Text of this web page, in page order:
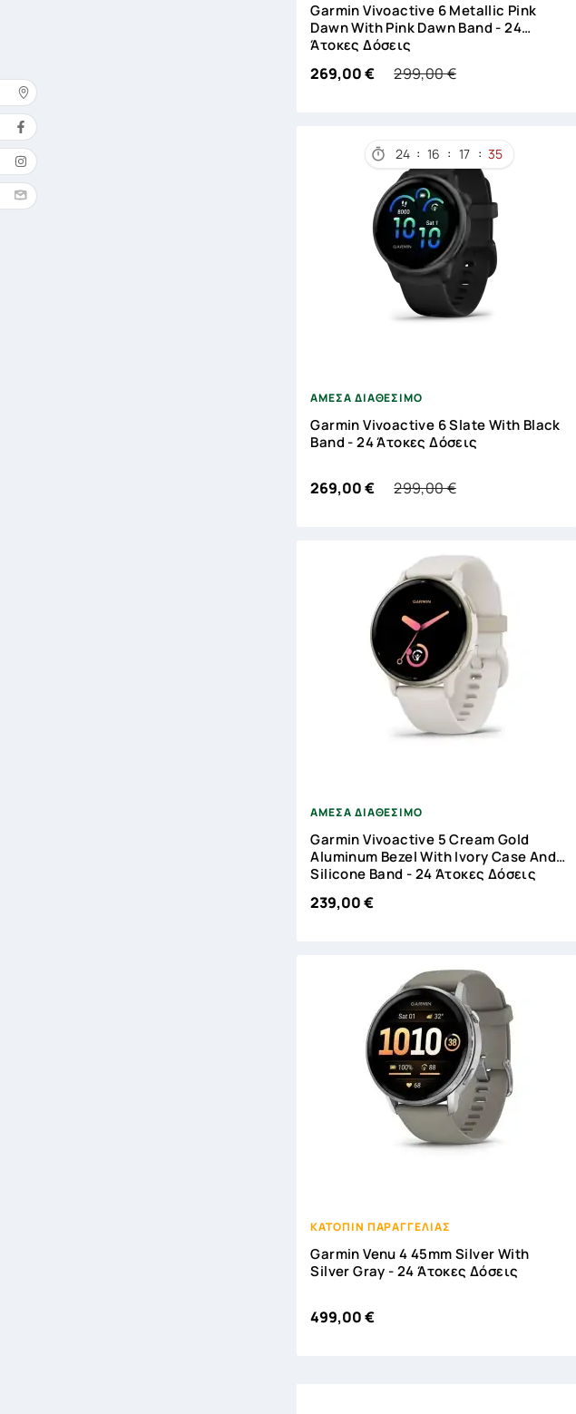
Garmin Vivoactive 6 Metallic Pink
Dawn With Pink Dawn Band - 24
Άτοκες Δόσεις
269,00 € 299,00 €
 24 : 16 : 17 : 34
ΑΜΕΣΑ ΔΙΑΘΕΣΙΜΟ
Garmin Vivoactive 6 Slate With Black
Band - 24 Άτοκες Δόσεις
269,00 € 299,00 €
ΑΜΕΣΑ ΔΙΑΘΕΣΙΜΟ
Garmin Vivoactive 5 Cream Gold
Aluminum Bezel With Ivory Case And
Silicone Band - 24 Άτοκες Δόσεις
239,00 €
ΚΑΤΟΠΙΝ ΠΑΡΑΓΓΕΛΙΑΣ
Garmin Venu 4 45mm Silver With
Silver Gray - 24 Άτοκες Δόσεις
499,00 €
Όνομα Λίστα επιθυμιτών
Ακύρωση